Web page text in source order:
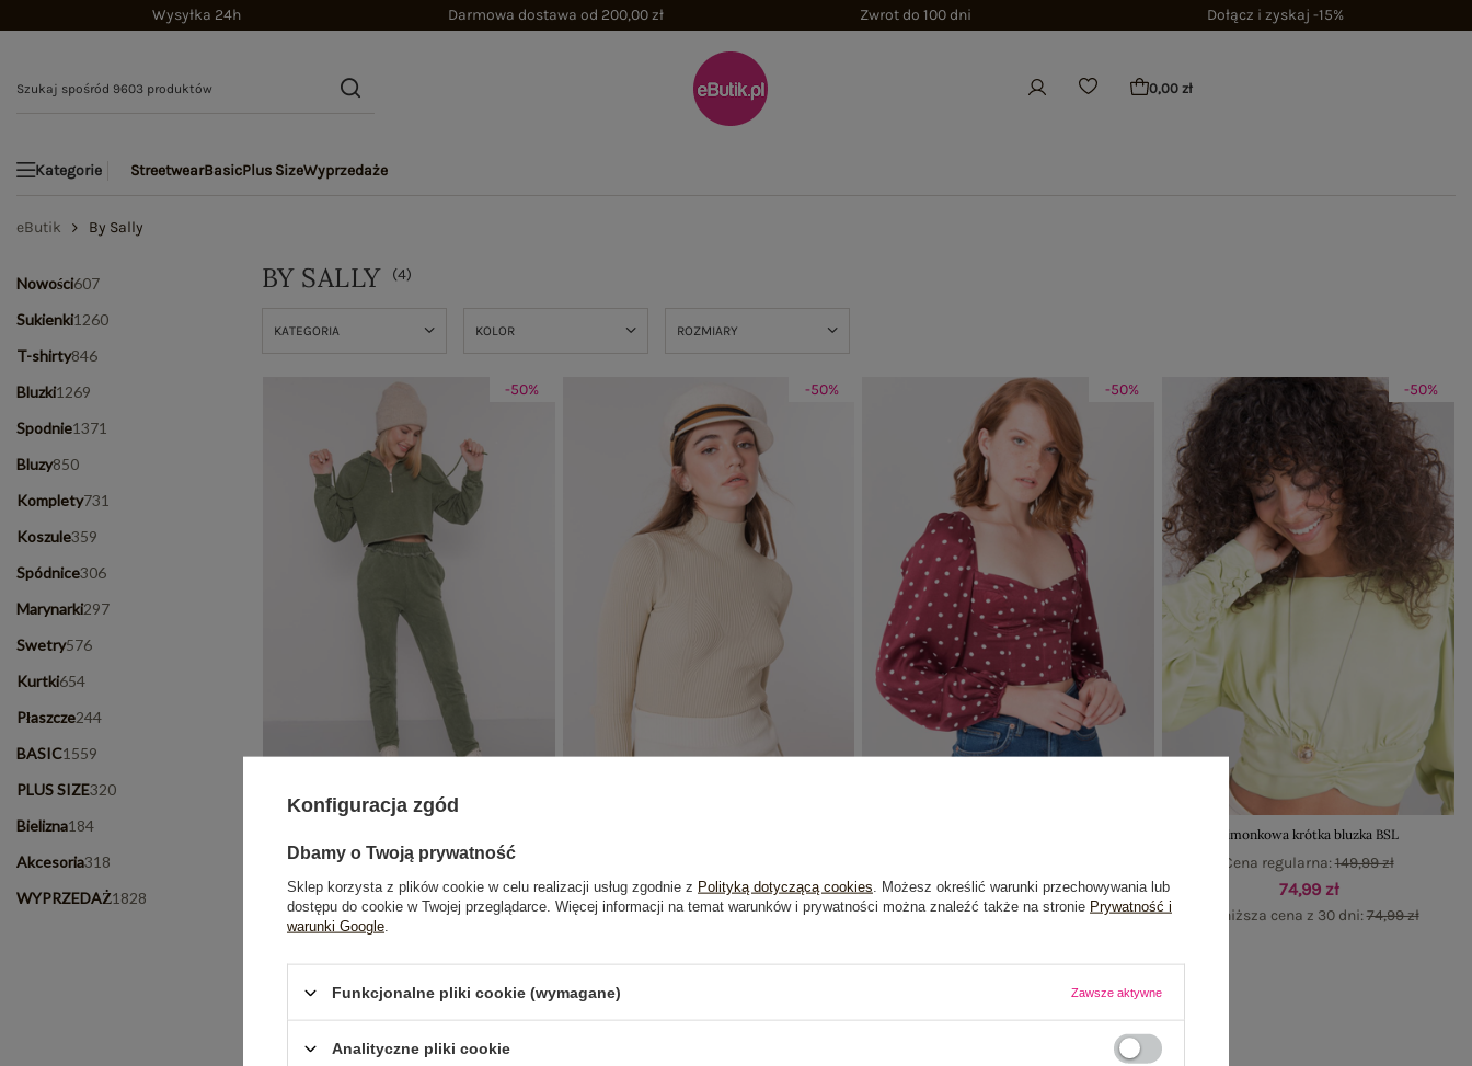
Wysyłka 24h Darmowa dostawa od 200,00 zł Zwrot do 100 dni Dołącz i zyskaj -15%
0,00 zł
Kategorie StreetwearBasicPlus SizeWyprzedaże
eButik By Sally
Nowości607
Sukienki1260
T-shirty846
Bluzki1269
Spodnie1371
Bluzy850
Komplety731
Koszule359
Spódnice306
Marynarki297
Swetry576
Kurtki654
Płaszcze244
BASIC1559
PLUS SIZE320
Bielizna184
Akcesoria318
WYPRZEDAŻ1828
BY SALLY (4)
KATEGORIA KOLOR ROZMIARY
-50%
64,99 zł
Najniższa cena z 30 dni:64,99 zł
Cena regularna:129,99 zł
-50%
59,99 zł
Najniższa cena z 30 dni:59,99 zł
-50%
74,99 zł
Najniższa cena z 30 dni:74,99 zł
-50%
Limonkowa krótka bluzka BSL
74,99 zł
Najniższa cena z 30 dni:74,99 zł
Cena regularna:149,99 zł
Konfiguracja zgód
Dbamy o Twoją prywatność
Sklep korzysta z plików cookie w celu realizacji usług zgodnie z Polityką dotyczącą cookies . Możesz określić warunki przechowywania lub
dostępu do cookie w Twojej przeglądarce. Więcej informacji na temat warunków i prywatności można znaleźć także na stronie Prywatność i
warunki Google
Funkcjonalne pliki cookie (wymagane) Zawsze aktywne
Analityczne pliki cookie